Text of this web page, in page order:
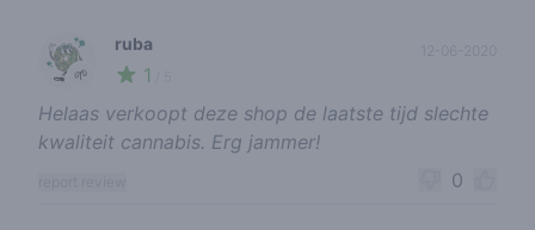
🌱
ruba
1
Helaas verkoopt deze shop de laatste tijd slechte
kwaliteit cannabis. Erg jammer!
0